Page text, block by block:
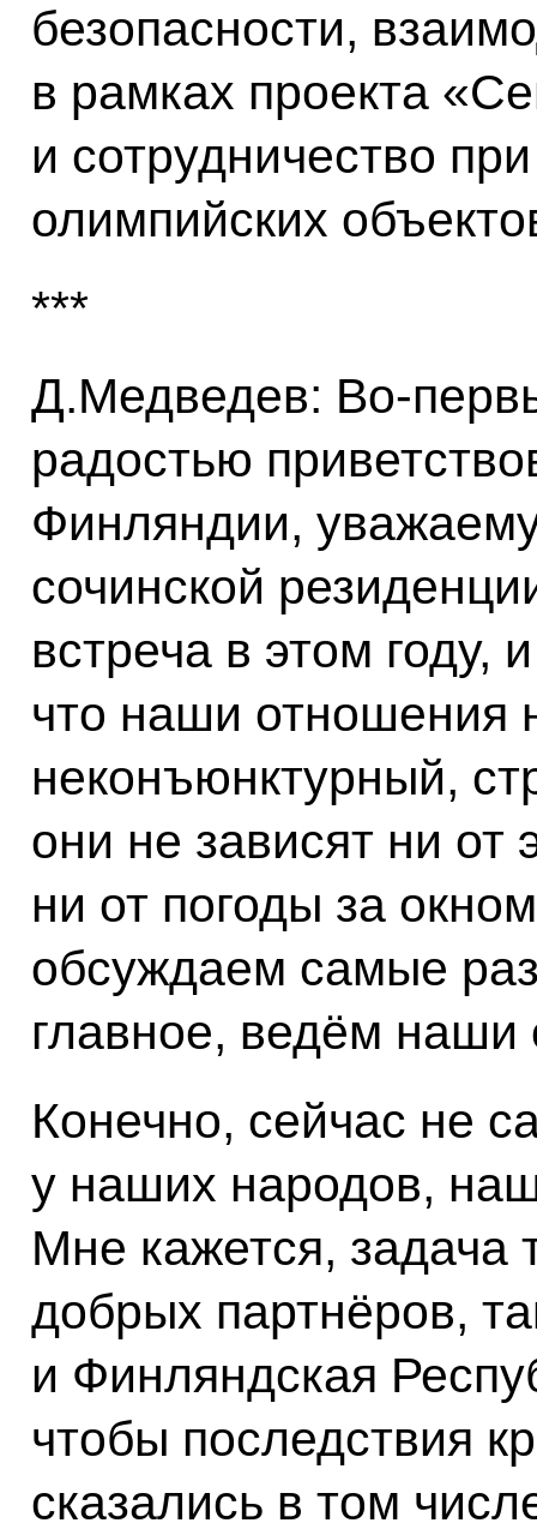
безопасности,
в рамках проекта
и сотрудничество
олимпийских
***
Д.Медведев:
радостью
Финляндии,
сочинской
встреча в этом году,
что наши отношения
неконъюнктурный,
они не зависят ни от
ни от погоды за
обсуждаем самые
главное, ведём
Конечно, сейчас не
у наших народов,
Мне кажется, задача
добрых партнёров,
и Финляндская
чтобы последствия
сказались в том